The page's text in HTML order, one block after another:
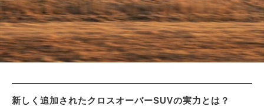
新しく追加されたクロスオーバーSUVの実力とは？